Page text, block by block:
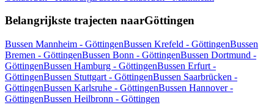
Belangrijkste trajecten naarGöttingen
Bussen Mannheim - GöttingenBussen Krefeld - GöttingenBussen
Bremen - GöttingenBussen Bonn - GöttingenBussen Dortmund -
GöttingenBussen Hamburg - GöttingenBussen Erfurt -
GöttingenBussen Stuttgart - GöttingenBussen Saarbrücken -
GöttingenBussen Karlsruhe - GöttingenBussen Hannover -
GöttingenBussen Heilbronn - Göttingen